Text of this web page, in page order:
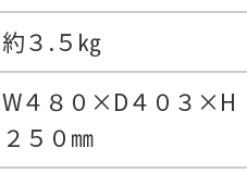
約３.５㎏
W４８０×D４０３×H
２５０㎜